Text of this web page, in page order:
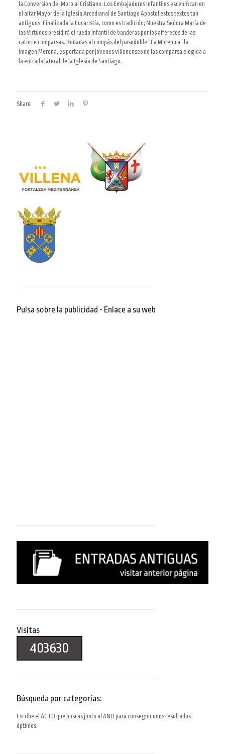
la Conversión del Moro al Cristiano. Los Embajadores Infantiles escenifican en
el altar Mayor de la Iglesia Arcedianal de Santiago Apóstol estos textos tan
antiguos. Finalizada la Eucaristía, como es tradición; Nuestra Señora María de
las Virtudes presidirá el ruedo infantil de banderas por los alféreces de las
catorce comparsas. Rodadas al compás del pasodoble “La Morenica” la
imagen Morena, es portada por jóvenes villenenses de las comparsa elegida a
la entrada lateral de la Iglesia de Santiago.
Share
Pulsa sobre la publicidad - Enlace a su web
Visitas
403630
Búsqueda por categorías:
Escribe el ACTO que buscas junto al AÑO para conseguir unos resultados
óptimos.